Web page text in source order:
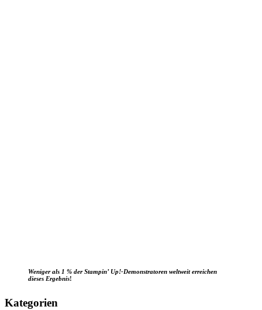
Weniger als 1 % der Stampin’ Up!-Demonstratoren weltweit erreichen
dieses Ergebnis!
Kategorien